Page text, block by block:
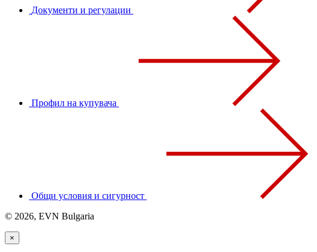
Документи и регулации
Профил на купувача
Общи условия и сигурност
© 2026, EVN Bulgaria
×